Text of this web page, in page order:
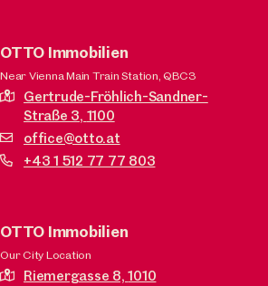
OTTO Immobilien
Near Vienna Main Train Station, QBC3
Gertrude-Fröhlich-Sandner-
Straße 3, 1100
office@otto.at
+43 1 512 77 77 803
OTTO Immobilien
Our City Location
Riemergasse 8,1010